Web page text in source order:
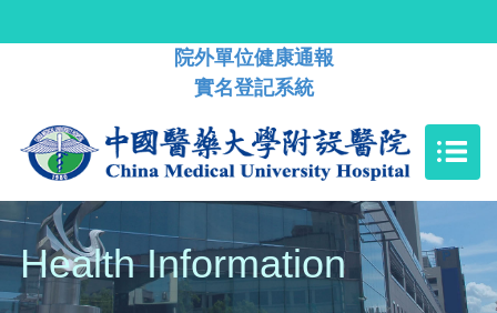
院外單位健康通報
實名登記系統
Health Information